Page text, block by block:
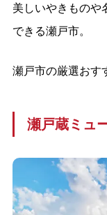
美しいやきものや
できる瀬戸市。
瀬戸市の厳選おす
瀬戸蔵ミュ